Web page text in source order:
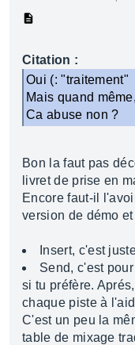
Citation :
Oui (: "traitement"
Mais quand
Ca abuse non ?
Bon la faut pas
livret de prise en
Encore faut-il
version de démo
Insert, c'est
Send, c'est
si tu préfère.
chaque piste à
C'est un peu la
table de mixage